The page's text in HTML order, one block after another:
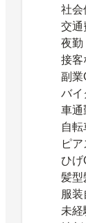
社会
交通
夜勤
接客
副業
バイ
車通
自
ピ
ひげ
髪型
服装
未経